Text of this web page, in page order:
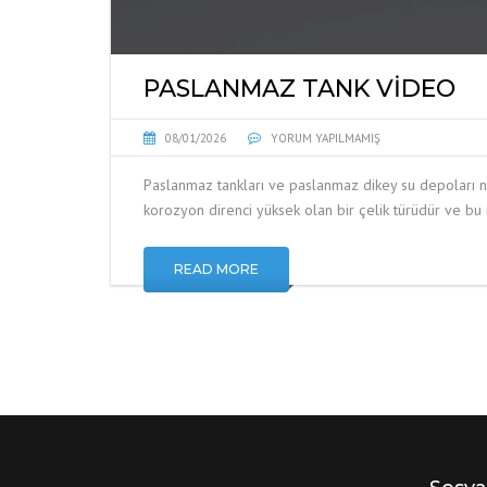
PASLANMAZ TANK VİDEO
08/01/2026 YORUM YAPILMAMIŞ
Paslanmaz tankları ve paslanmaz dikey su
korozyon direnci yüksek olan bir çelik türüdür ve
READ MORE